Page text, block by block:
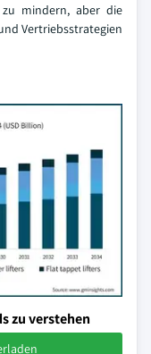
mindern, aber die
Vertriebsstrategien
zu verstehen